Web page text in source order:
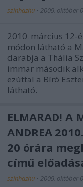
szinhazhu • 2009. október
2010. március 12-
módon látható a
darabja a Thália
immár második
ezúttal a Bíró
látható.
ELMARAD! A
ANDREA
20 órára
című
szinhazhu • 2009. október